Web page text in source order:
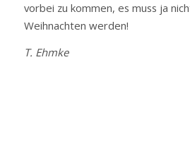
vorbei zu kommen, es muss ja
Weihnachten werden!
T. Ehmke